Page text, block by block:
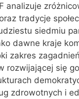
analizuje
tradycje
siedmiu
dawne kraje
zakres
rozwijającej się
zdrowotnych i